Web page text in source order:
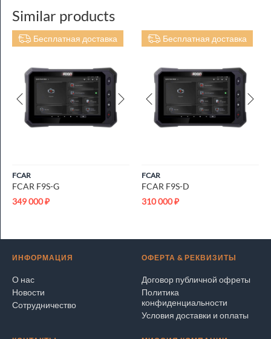
Similar products
Бесплатная доставка
FCAR
FCAR F9S-G
349 000₽
Бесплатная доставка
FCAR
FCAR F9S-D
310 000₽
ИНФОРМАЦИЯ
О нас
Новости
Сотрудничество
ОФЕРТА & РЕКВИЗИТЫ
Договор публичной офреты
Политика
конфиденциальности
Условия доставки и оплаты